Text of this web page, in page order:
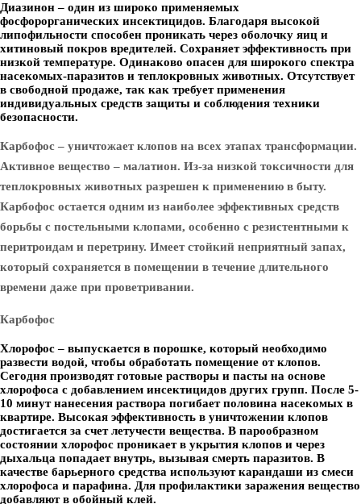
Диазинон– один из широко применяемых
фосфорорганических инсектицидов. Благодаря высокой
липофильности способен проникать через оболочку яиц и
хитиновый покров вредителей. Сохраняет эффективность при
низкой температуре. Одинаково опасен для широкого спектра
насекомых-паразитов и теплокровных животных. Отсутствует
в свободной продаже, так как требует применения
индивидуальных средств защиты и соблюдения техники
безопасности.
Карбофос – уничтожает клопов на всех этапах трансформации.
Активное вещество – малатион. Из-за низкой токсичности для
теплокровных животных разрешен к применению в быту.
Карбофос остается одним из наиболее эффективных средств
борьбы с постельными клопами, особенно с резистентными к
перитроидам и перетрину. Имеет стойкий неприятный запах,
который сохраняется в помещении в течение длительного
времени даже при проветривании.
Карбофос
Хлорофос – выпускается в порошке, который необходимо
развести водой, чтобы обработать помещение от клопов.
Сегодня производят готовые растворы и пасты на основе
хлорофоса с добавлением инсектицидов других групп. После 5-
10 минут нанесения раствора погибает половина насекомых в
квартире. Высокая эффективность в уничтожении клопов
достигается за счет летучести вещества. В парообразном
состоянии хлорофос проникает в укрытия клопов и через
дыхальца попадает внутрь, вызывая смерть паразитов. В
качестве барьерного средства используют карандаши из смеси
хлорофоса и парафина. Для профилактики заражения вещество
добавляют в обойный клей.